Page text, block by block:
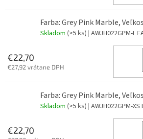
Farba: Grey Pink Marble,
Skladom (>5 ks) | AWJH022GPM-L
€22,70
€27,92 vrátane DPH
Farba: Grey Pink Marble,
Skladom (>5 ks) | AWJH022GPM-XS
€22,70